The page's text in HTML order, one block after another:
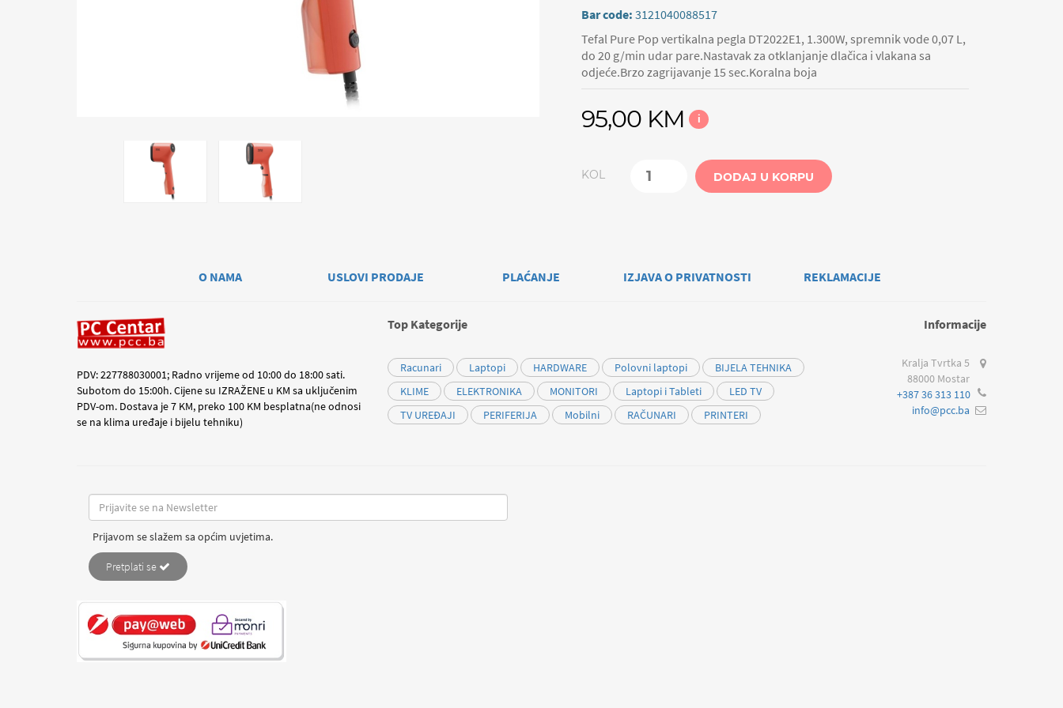
Bar code:3121040088517
Tefal Pure Pop vertikalna pegla DT2022E1, 1.300W, spremnik vode 0,07 L,
do 20 g/min udar pare.Nastavak za otklanjanje dlačica i vlakana sa
odjeće.Brzo zagrijavanje 15 sec.Koralna boja
95,00 KM i
KOL DODAJ U KORPU
O NAMA USLOVI PRODAJE PLAĆANJE IZJAVA O PRIVATNOSTI REKLAMACIJE
PDV: 227788030001; Radno vrijeme od 10:00 do 18:00 sati.
Subotom do 15:00h. Cijene su IZRAŽENE u KM sa uključenim
PDV-om. Dostava je 7 KM, preko 100 KM besplatna(ne odnosi
se na klima uređaje i bijelu tehniku)
Top Kategorije
Racunari Laptopi HARDWARE Polovni laptopi
BIJELA TEHNIKA
KLIME
ELEKTRONIKA MONITORI Laptopi i Tableti
LED TV
TV UREĐAJI
PERIFERIJA Mobilni RAČUNARI PRINTERI
Informacije
Kralja Tvrtka 5
88000 Mostar
+387 36 313 110
info@pcc.ba
Prijavom se slažem sa općim uvjetima.
Pretplati se